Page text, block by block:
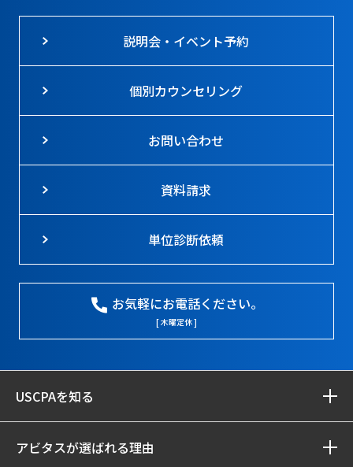
説明会・イベント予約
個別カウンセリング
お問い合わせ
資料請求
単位診断依頼
お気軽にお電話ください。
[ 木曜定休 ]
USCPAを知る
アビタスが選ばれる理由